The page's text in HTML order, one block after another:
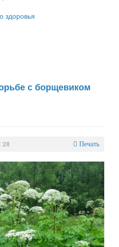
здоровья
с борщевиком
Печать